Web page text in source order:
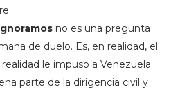
no es una pregunta
de duelo. Es, en realidad, el
le impuso a Venezuela
parte de la dirigencia civil y